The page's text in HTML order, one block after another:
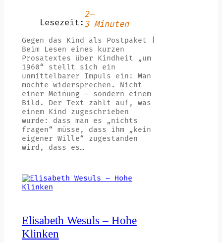
Lesezeit:
2–
3 Minuten
Gegen das Kind als Postpaket |
Beim Lesen eines kurzen
Prosatextes über Kindheit „um
1960“ stellt sich ein
unmittelbarer Impuls ein: Man
möchte widersprechen. Nicht
einer Meinung – sondern einem
Bild. Der Text zählt auf, was
einem Kind zugeschrieben
wurde: dass man es „nichts
fragen“ müsse, dass ihm „kein
eigener Wille“ zugestanden
wird, dass es…
Elisabeth Wesuls – Hohe
Klinken